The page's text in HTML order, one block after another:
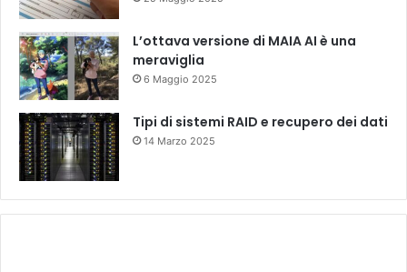
L’ottava versione di MAIA AI è una
meraviglia
6 Maggio 2025
Tipi di sistemi RAID e recupero dei dati
14 Marzo 2025